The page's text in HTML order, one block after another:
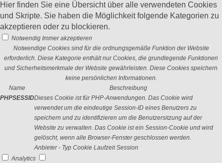
Hier finden Sie eine Übersicht über alle verwendeten Cookies
und Skripte. Sie haben die Möglichkeit folgende Kategorien zu
akzeptieren oder zu blockieren.
Notwendig Immer akzeptieren
Notwendige Cookies sind für die ordnungsgemäße Funktion der Website
erforderlich. Diese Kategorie enthält nur Cookies, die grundlegende Funktionen
und Sicherheitsmerkmale der Website gewährleisten. Diese Cookies speichern
keine persönlichen Informationen.
Name
Beschreibung
PHPSESSIDDieses Cookie ist für PHP-Anwendungen. Das Cookie wird
verwendet um die eindeutige Session-ID eines Benutzers zu
speichern und zu identifizieren um die Benutzersitzung auf der
Website zu verwalten. Das Cookie ist ein Session-Cookie und wird
gelöscht, wenn alle Browser-Fenster geschlossen werden.
Anbieter - Typ Cookie Laufzeit Session
Analytics